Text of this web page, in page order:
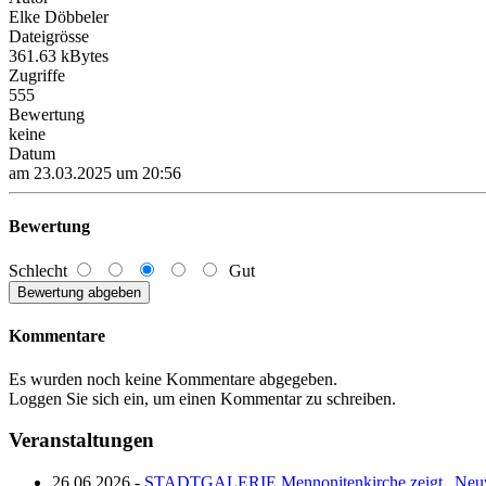
Elke Döbbeler
Dateigrösse
361.63 kBytes
Zugriffe
555
Bewertung
keine
Datum
am 23.03.2025 um 20:56
Bewertung
Schlecht Gut
Kommentare
Es wurden noch keine Kommentare abgegeben.
Loggen Sie sich ein, um einen Kommentar zu schreiben.
Veranstaltungen